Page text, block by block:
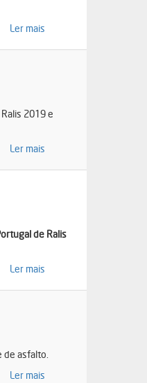
Ler mais
2019 e
Ler mais
de Ralis
Ler mais
asfalto.
Ler mais